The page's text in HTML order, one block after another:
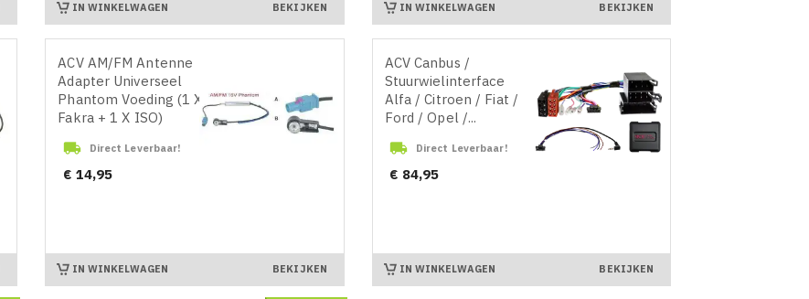
IN WINKELWAGEN BEKIJKEN IN WINKELWAGEN BEKIJKEN
ACV AM/FM Antenne
Adapter Universeel
Phantom Voeding (1 X
Fakra + 1 X ISO)
 Direct Leverbaar!
Prijs
€ 14,95
IN WINKELWAGEN BEKIJKEN
ACV Canbus /
Stuurwielinterface
Alfa / Citroen / Fiat /
Ford / Opel /...
 Direct Leverbaar!
Prijs
€ 84,95
IN WINKELWAGEN BEKIJKEN